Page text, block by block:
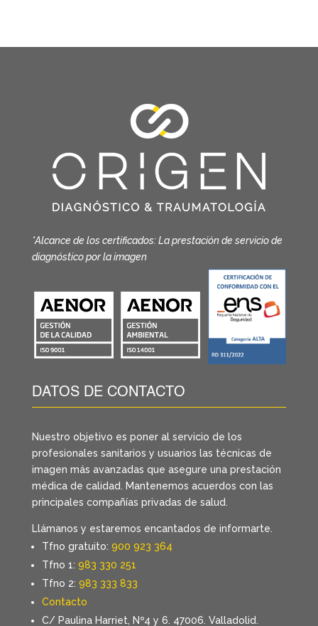
*Alcance de los certificados: La prestación de servicio de
diagnóstico por la imagen
DATOS DE CONTACTO
Nuestro objetivo es poner al servicio de los
profesionales sanitarios y usuarios las técnicas de
imagen más avanzadas que asegure una prestación
médica de calidad. Mantenemos acuerdos con las
principales compañías privadas de salud.
Llámanos y estaremos encantados de informarte.
Tfno gratuito: 900 923 364
Tfno 1: 983 330 251
Tfno 2: 983 333 833
Contacto
C/ Paulina Harriet, Nº4 y 6. 47006. Valladolid.